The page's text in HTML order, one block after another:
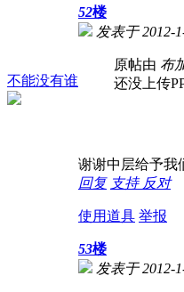
不能没有谁
52楼
发表于 2012-
原帖由 布
还没上传
谢谢中层给予我们
回复 支持 反对
使用道具 举报
53楼
发表于 2012-